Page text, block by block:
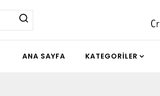
ANA SAYFA KATEGORILER